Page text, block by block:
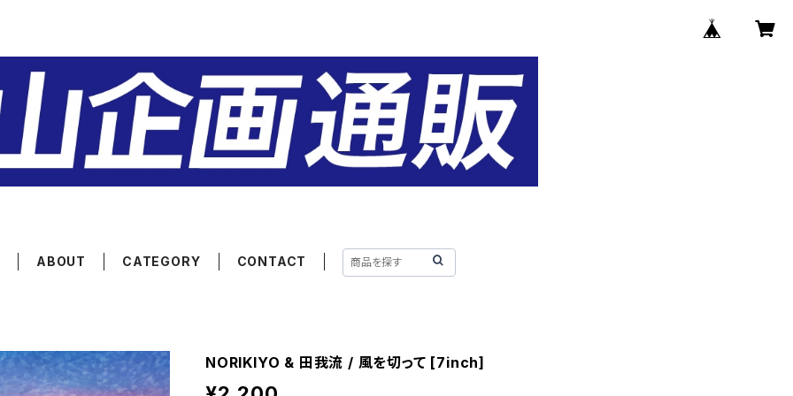
ABOUT CATEGORY CONTACT
NORIKIYO & 田我流 / 風を切って [7inch]